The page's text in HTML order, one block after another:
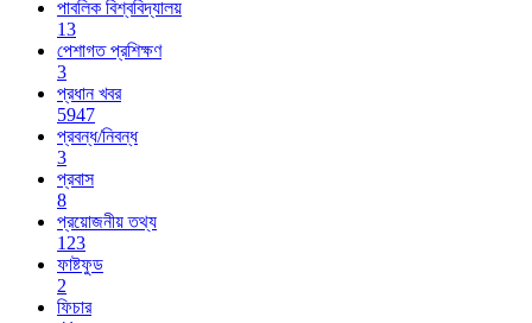
পাবলিক বিশ্ববিদ্যালয়
13
পেশাগত প্রশিক্ষণ
3
প্রধান খবর
5947
প্রবন্ধ/নিবন্ধ
3
প্রবাস
8
প্রয়োজনীয় তথ্য
123
ফাষ্টফুড
2
ফিচার